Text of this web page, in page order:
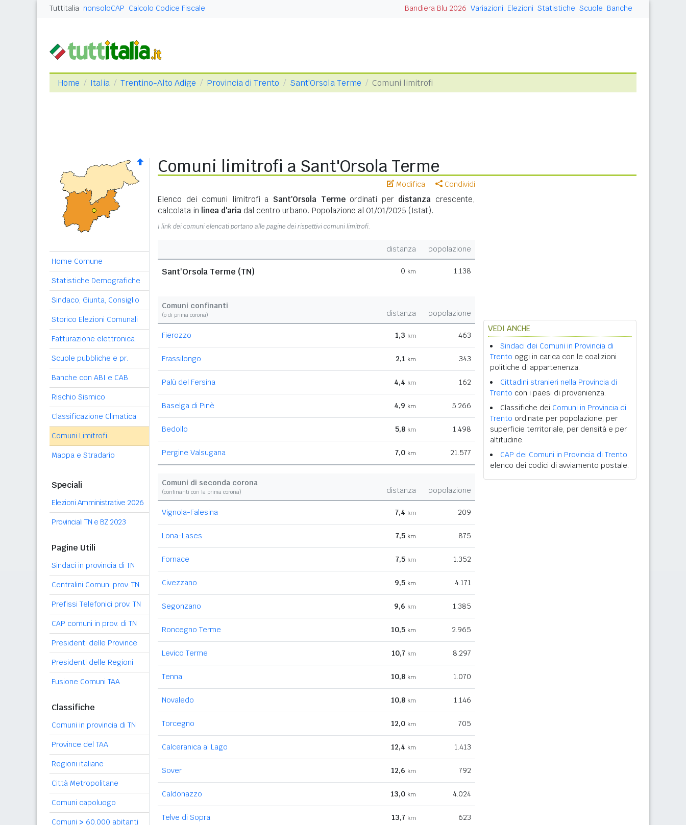
Tuttitalia nonsoloCAP Calcolo Codice Fiscale Bandiera Blu 2026 Variazioni Elezioni Statistiche Scuole Banche
Home Italia Trentino-Alto Adige Provincia di Trento Sant'Orsola Terme Comuni limitrofi
Home Comune
Statistiche Demografiche
Sindaco, Giunta, Consiglio
Storico Elezioni Comunali
Fatturazione elettronica
Scuole pubbliche e pr.
Banche con ABI e CAB
Rischio Sismico
Classificazione Climatica
Comuni Limitrofi
Mappa e Stradario
Speciali
Elezioni Amministrative 2026
Provinciali TN e BZ 2023
Pagine Utili
Sindaci in provincia di TN
Centralini Comuni prov. TN
Prefissi Telefonici prov. TN
CAP comuni in prov. di TN
Presidenti delle Province
Presidenti delle Regioni
Fusione Comuni TAA
Classifiche
Comuni in provincia di TN
Province del TAA
Regioni italiane
Città Metropolitane
Comuni capoluogo
Comuni > 60.000 abitanti
Comuni limitrofi a Sant'Orsola Terme
Modifica Condividi
Elenco dei comuni limitrofi a Sant'Orsola Termeordinati per distanza crescente,
calcolata in linea d'aria dal centro urbano. Popolazione al 01/01/2025 (Istat).
I link dei comuni elencati portano alle pagine dei rispettivi comuni limitrofi.
distanza popolazione
Sant'Orsola Terme (TN) 0 km 1.138
Comuni confinanti
(o di prima corona) distanza popolazione
Fierozzo 1,3 km 463
Frassilongo 2,1 km 343
Palù del Fersina 4,4 km 162
Baselga di Pinè 4,9 km 5.266
Bedollo 5,8 km 1.498
Pergine Valsugana 7,0 km 21.577
Comuni di seconda corona
(confinanti con la prima corona) distanza popolazione
Vignola-Falesina 7,4 km 209
Lona-Lases 7,5 km 875
Fornace 7,5 km 1.352
Civezzano 9,5 km 4.171
Segonzano 9,6 km 1.385
Roncegno Terme 10,5 km 2.965
Levico Terme 10,7 km 8.297
Tenna 10,8 km 1.070
Novaledo 10,8 km 1.146
Torcegno 12,0 km 705
Calceranica al Lago 12,4 km 1.413
Sover 12,6 km 792
Caldonazzo 13,0 km 4.024
Telve di Sopra 13,7 km 623
VEDI ANCHE
Sindaci dei Comuni in Provincia di
Trento oggi in carica con le coalizioni
politiche di appartenenza.
Cittadini stranieri nella Provincia di
Trento con i paesi di provenienza.
Classifiche dei Comuni in Provincia di
Trento ordinate per popolazione, per
superficie territoriale, per densità e per
altitudine.
CAP dei Comuni in Provincia di Trento
elenco dei codici di avviamento postale.